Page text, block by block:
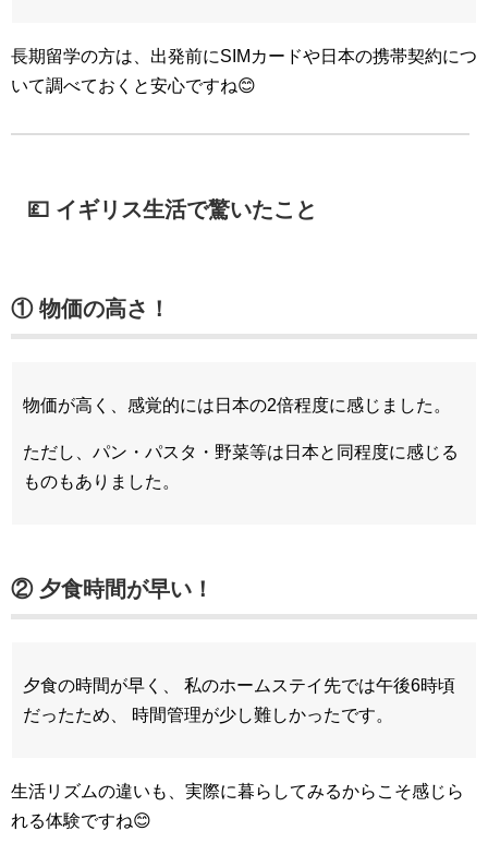
長期留学の方は、出発前にSIMカードや日本の携帯契約につ
いて調べておくと安心ですね😊
💷 イギリス生活で驚いたこと
① 物価の高さ！
物価が高く、感覚的には日本の2倍程度に感じました。
ただし、パン・パスタ・野菜等は日本と同程度に感じる
ものもありました。
② 夕食時間が早い！
夕食の時間が早く、 私のホームステイ先では午後6時頃
だったため、 時間管理が少し難しかったです。
生活リズムの違いも、実際に暮らしてみるからこそ感じら
れる体験ですね😊